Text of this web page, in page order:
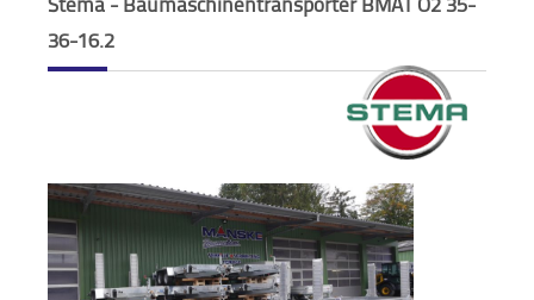
Sonstiges
Radlader
Fahrzeuge
36-16.2